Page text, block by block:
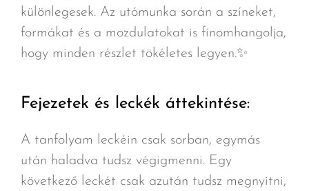
különlegesek. Az utómunka során a színeket,
formákat és a mozdulatokat is finomhangolja,
hogy minden részlet tökéletes legyen.✨
Fejezetek és leckék áttekintése:
A tanfolyam leckéin csak sorban, egymás
után haladva tudsz végigmenni. Egy
következő leckét csak azután tudsz megnyitni,